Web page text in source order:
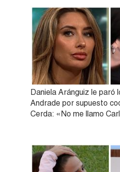
Daniela Aránguiz le paró
Andrade por supuesto
Cerda: «No me llamo